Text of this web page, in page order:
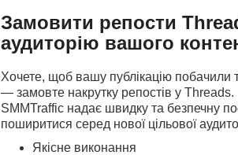
Замовити репости
аудиторію вашого
Хочете, щоб вашу публікацію побачили
— замовте накрутку репостів у Threads.
SMMTraffic надає швидку та безпечну
поширитися серед нової цільової
Якісне виконання